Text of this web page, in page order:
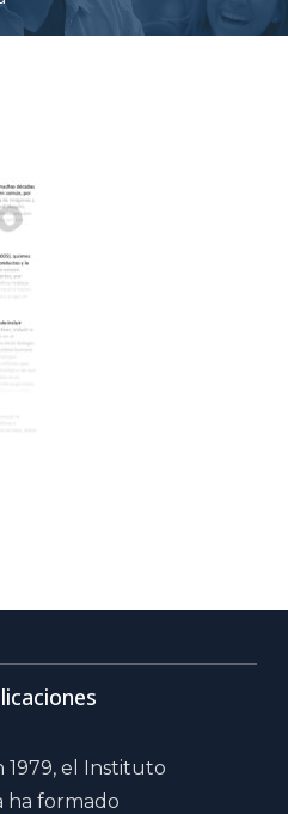
1979, el Instituto
ha formado